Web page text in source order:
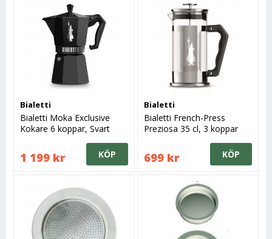
Bialetti
Bialetti Moka Exclusive
Kokare 6 koppar, Svart
1 199 kr KÖP
Bialetti
Bialetti French-Press
Preziosa 35 cl, 3 koppar
699 kr KÖP